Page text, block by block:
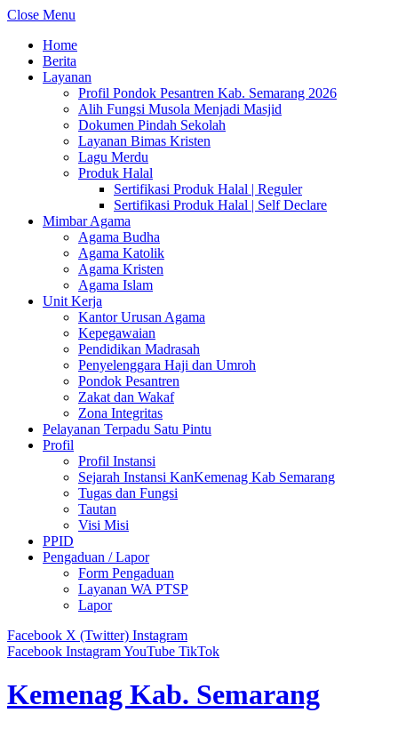
Close Menu
Home
Berita
Layanan
Profil Pondok Pesantren Kab. Semarang 2026
Alih Fungsi Musola Menjadi Masjid
Dokumen Pindah Sekolah
Layanan Bimas Kristen
Lagu Merdu
Produk Halal
Sertifikasi Produk Halal | Reguler
Sertifikasi Produk Halal | Self Declare
Mimbar Agama
Agama Budha
Agama Katolik
Agama Kristen
Agama Islam
Unit Kerja
Kantor Urusan Agama
Kepegawaian
Pendidikan Madrasah
Penyelenggara Haji dan Umroh
Pondok Pesantren
Zakat dan Wakaf
Zona Integritas
Pelayanan Terpadu Satu Pintu
Profil
Profil Instansi
Sejarah Instansi KanKemenag Kab Semarang
Tugas dan Fungsi
Tautan
Visi Misi
PPID
Pengaduan / Lapor
Form Pengaduan
Layanan WA PTSP
Lapor
Facebook X (Twitter) Instagram
Facebook InstagramYouTube TikTok
Kemenag Kab. Semarang